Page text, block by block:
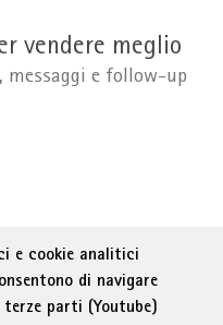
vendere meglio
messaggi e follow-up
e cookie analitici
di navigare
parti (Youtube)